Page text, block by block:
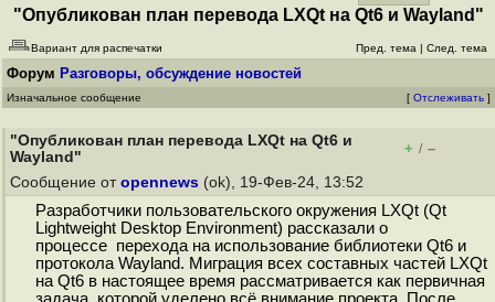
"Опубликован план перевода LXQt на Qt6 и Wayland"
Вариант для распечатки Пред. тема | След. тема
Форум Разговоры, обсуждение новостей
Изначальное сообщение [ Отслеживать ]
"Опубликован план перевода LXQt на Qt6 и
Wayland"
+ / –
Сообщение от opennews (ok), 19-Фев-24, 13:52
Разработчики пользовательского окружения LXQt (Qt
Lightweight Desktop Environment) рассказали о
процессе перехода на использование библиотеки Qt6 и
протокола Wayland. Миграция всех составных частей LXQt
на Qt6 в настоящее время рассматривается как первичная